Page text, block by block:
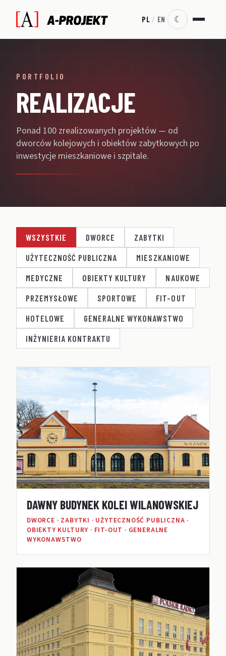
PL / EN ☾
PORTFOLIO
REALIZACJE
Ponad 100 zrealizowanych projektów — od
dworców kolejowych i obiektów zabytkowych po
inwestycje mieszkaniowe i szpitale.
WSZYSTKIE DWORCE
ZABYTKI
UŻYTECZNOŚĆ PUBLICZNA
MIESZKANIOWE
MEDYCZNE
OBIEKTY KULTURY
NAUKOWE
PRZEMYSŁOWE
SPORTOWE
FIT-OUT
HOTELOWE
GENERALNE WYKONAWSTWO
INŻYNIERIA KONTRAKTU
DAWNY BUDYNEK KOLEI WILANOWSKIEJ
DWORCE · ZABYTKI · UŻYTECZNOŚĆ PUBLICZNA ·
OBIEKTY KULTURY · FIT-OUT · GENERALNE
WYKONAWSTWO